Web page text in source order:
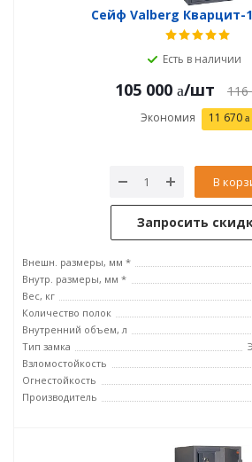
Сейф Valberg Кварцит-
Есть в наличии
105 000 /шт 116
Экономия 11 670
В
Запросить
Внешн. размеры, мм *
Внутр. размеры, мм *
Вес, кг
Количество полок
Внутренний объем, л
Тип замка
Взломостойкость
Огнестойкость
Производитель